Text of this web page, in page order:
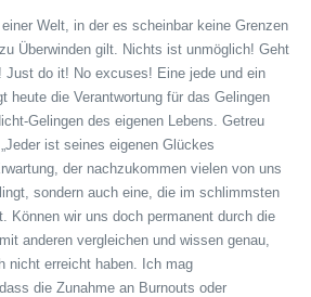
Welt, in der es scheinbar keine Grenzen
Überwinden gilt. Nichts ist unmöglich! Geht
Just do it! No excuses! Eine jede und ein
heute die Verantwortung für das Gelingen
Gelingen des eigenen Lebens. Getreu
ist seines eigenen Glückes
der nachzukommen vielen von uns
sondern auch eine, die im schlimmsten
Können wir uns doch permanent durch die
anderen vergleichen und wissen genau,
nicht erreicht haben. Ich mag
die Zunahme an Burnouts oder